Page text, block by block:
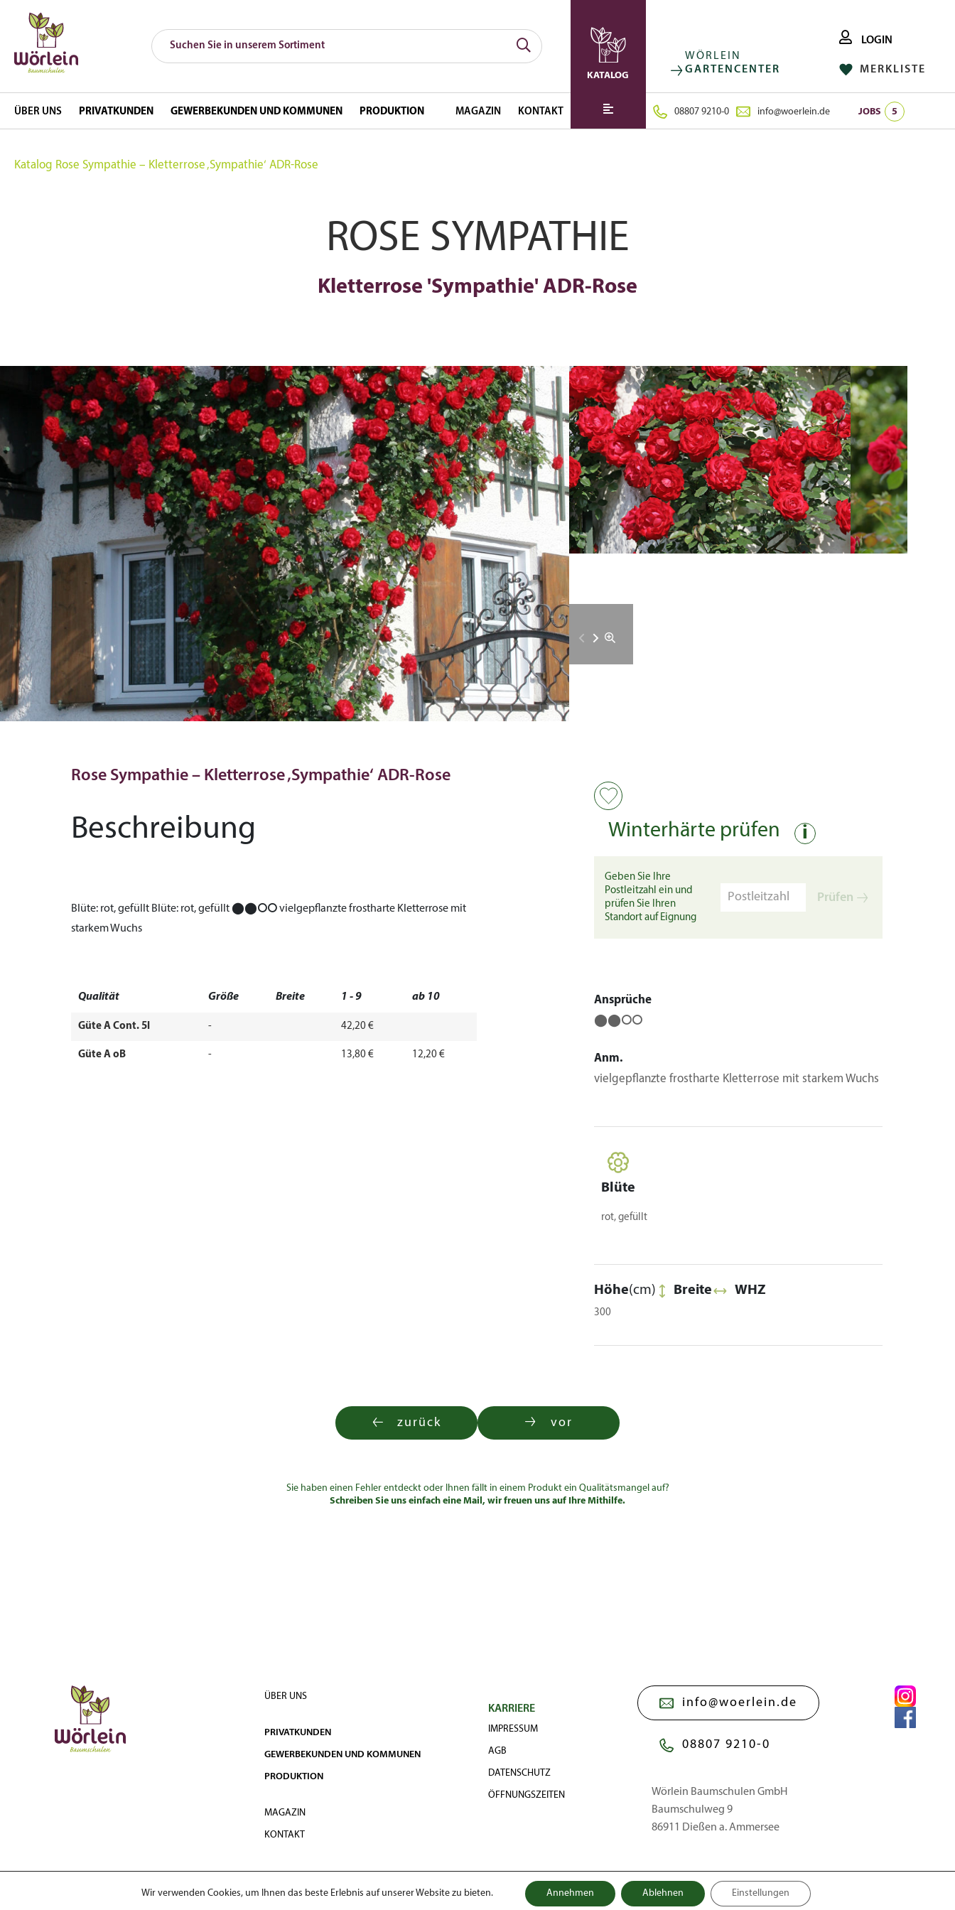
KATALOG
ÜBER UNS PRIVATKUNDEN GEWERBEKUNDEN UND KOMMUNEN PRODUKTION MAGAZIN KONTAKT
WÖRLEIN
GARTENCENTER
LOGIN
MERKLISTE
08807 9210-0 info@woerlein.de JOBS 5
FOLGE UNS AUF: INSTAGRAM FACEBOOK
Katalog Rose Sympathie – Kletterrose ‚Sympathie‘ ADR-Rose
ROSE SYMPATHIE
Kletterrose 'Sympathie' ADR-Rose
Rose Sympathie – Kletterrose ‚Sympathie‘ ADR-Rose
Beschreibung
Blüte: rot, gefüllt Blüte: rot, gefüllt ⬤⬤⭘⭘vielgepflanzte frostharte Kletterrose mit
starkem Wuchs
Qualität Größe Breite 1 - 9 ab 10
Güte A Cont. 5l - 42,20 €
Güte A oB - 13,80 € 12,20 €
Winterhärte prüfen i
Geben Sie Ihre
Postleitzahl ein und
prüfen Sie Ihren
Standort auf Eignung
Prüfen
Ansprüche
⬤⬤⭘⭘
Anm.
vielgepflanzte frostharte Kletterrose mit starkem Wuchs
Blüte
rot, gefüllt
Höhe(cm)
300
Breite WHZ
zurück vor
Sie haben einen Fehler entdeckt oder Ihnen fällt in einem Produkt ein Qualitätsmangel auf?
Schreiben Sie uns einfach eine Mail, wir freuen uns auf Ihre Mithilfe.
ÜBER UNS
PRIVATKUNDEN
GEWERBEKUNDEN UND KOMMUNEN
PRODUKTION
MAGAZIN
KONTAKT
KARRIERE
IMPRESSUM
AGB
DATENSCHUTZ
ÖFFNUNGSZEITEN
info@woerlein.de
08807 9210-0
Wörlein Baumschulen GmbH
Baumschulweg 9
86911 Dießen a. Ammersee
© 2026 Wörlein Baumschulen GmbHWir verwenden Cookies, um Ihnen das beste Erlebnis auf unserer Website zu bieten. Annehmen Ablehnen Einstellungen